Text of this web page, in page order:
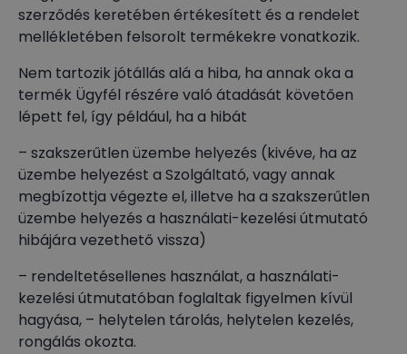
szerződés keretében értékesített és a rendelet
mellékletében felsorolt termékekre vonatkozik.
Nem tartozik jótállás alá a hiba, ha annak oka a
termék Ügyfél részére való átadását követően
lépett fel, így például, ha a hibát
– szakszerűtlen üzembe helyezés (kivéve, ha az
üzembe helyezést a Szolgáltató, vagy annak
megbízottja végezte el, illetve ha a szakszerűtlen
üzembe helyezés a használati-kezelési útmutató
hibájára vezethető vissza)
– rendeltetésellenes használat, a használati-
kezelési útmutatóban foglaltak figyelmen kívül
hagyása, – helytelen tárolás, helytelen kezelés,
rongálás okozta.